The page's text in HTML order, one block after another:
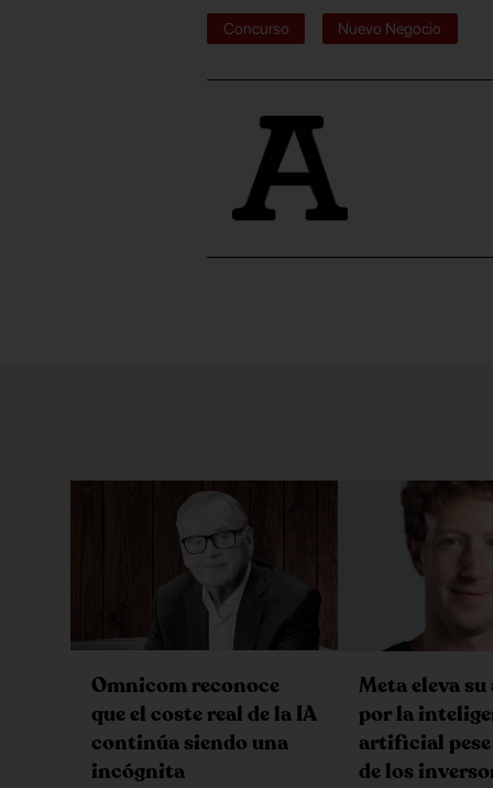
Concurso Nuevo Negocio
Omnicom reconoce
que el coste real de la IA
continúa siendo una
incógnita
Meta eleva
por la
artificial
de los